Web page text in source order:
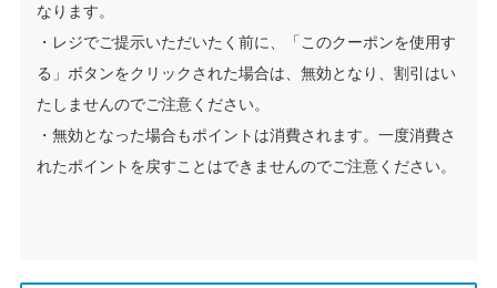
なります。
・レジでご提示いただいたく前に、「このクーポンを使用す
る」ボタンをクリックされた場合は、無効となり、割引はい
たしませんのでご注意ください。
・無効となった場合もポイントは消費されます。一度消費さ
れたポイントを戻すことはできませんのでご注意ください。